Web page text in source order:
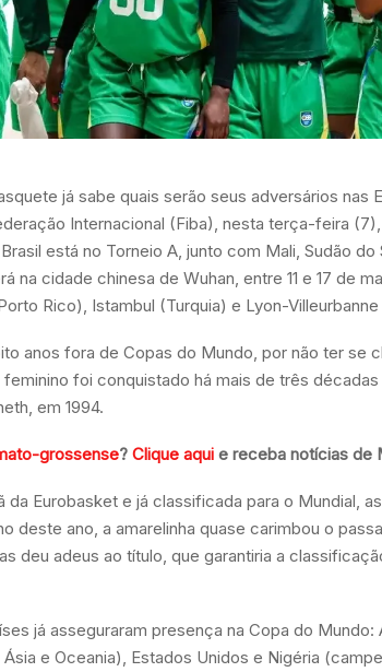
já sabe quais serão seus adversários nas
Internacional (Fiba), nesta terça-feira
está no Torneio A, junto com Mali, Sudão do
na cidade chinesa de Wuhan, entre 11 e 17 de
Rico), Istambul (Turquia) e Lyon-
anos fora de Copas do Mundo, por não ter se
feminino foi conquistado há mais de três
em 1994.
grossense? Clique aqui e receba notícias de
Eurobasket e já classificada para o Mundial,
deste ano, a amarelinha quase carimbou o
deu adeus ao título, que garantiria a
já asseguraram presença na Copa do
e Oceania), Estados Unidos e Nigéria